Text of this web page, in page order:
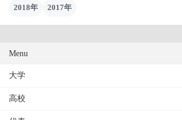
2018年
2017年
Menu
大学
高校